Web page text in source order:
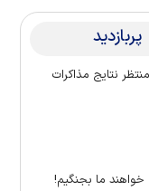
پربازدید
نتایج مذاکرات
ما بجنگیم!